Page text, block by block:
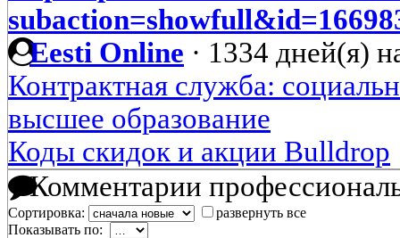
Eesti Online · 1334 дней(я)
Контрактная служба:
высшее образование
Коды скидок и акции Bulldrop
Комментарии
Сортировка:
развернуть все
Показывать по: